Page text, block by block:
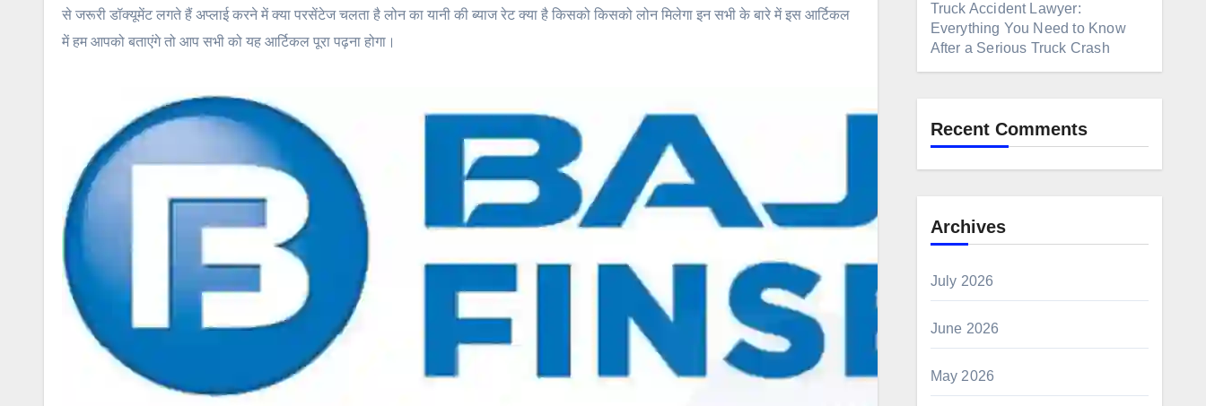
से जरूरी डॉक्यूमेंट लगते हैं अप्लाई करने में क्या परसेंटेज चलता है लोन का यानी की ब्याज रेट क्या है किसको किसको लोन मिलेगा इन सभी के बारे में इस आर्टिकल
में हम आपको बताएंगे तो आप सभी को यह आर्टिकल पूरा पढ़ना होगा।
Truck Accident Lawyer:
Everything You Need to Know
After a Serious Truck Crash
Recent Comments
Archives
July 2026
June 2026
May 2026